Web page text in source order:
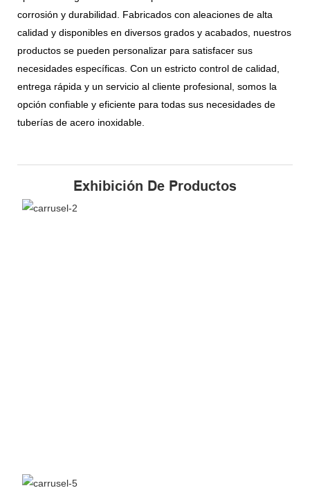
corrosión y durabilidad. Fabricados con aleaciones de alta
calidad y disponibles en diversos grados y acabados, nuestros
productos se pueden personalizar para satisfacer sus
necesidades específicas. Con un estricto control de calidad,
entrega rápida y un servicio al cliente profesional, somos la
opción confiable y eficiente para todas sus necesidades de
tuberías de acero inoxidable.
Exhibición De Productos